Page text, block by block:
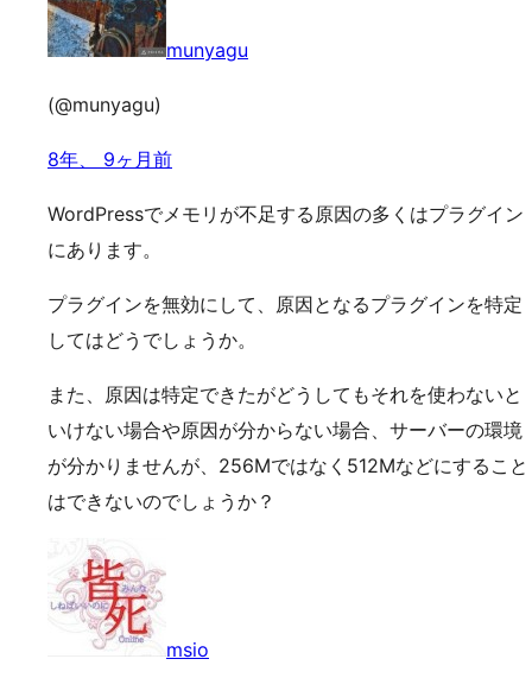
munyagu
(@munyagu)
8年、 9ヶ月前
WordPressでメモリが不足する原因の多くはプラグイン
にあります。
プラグインを無効にして、原因となるプラグインを特定
してはどうでしょうか。
また、原因は特定できたがどうしてもそれを使わないと
いけない場合や原因が分からない場合、サーバーの環境
が分かりませんが、256Mではなく512Mなどにすること
はできないのでしょうか？
msio